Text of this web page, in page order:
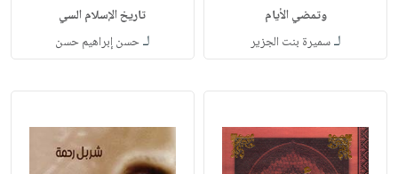
وتمضي الأيام
لـسميرة بنت الجزير
تاريخ الإسلام السي
لـحسن إبراهيم حسن